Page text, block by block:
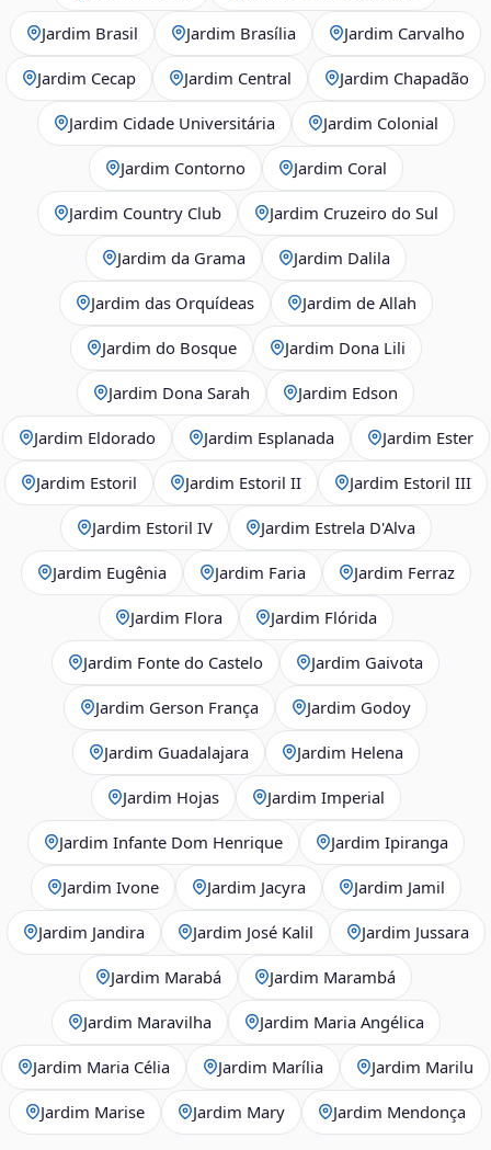
Jardim Brasil Jardim Brasília Jardim Carvalho
Jardim Cecap Jardim Central Jardim Chapadão
Jardim Cidade Universitária Jardim Colonial
Jardim Contorno Jardim Coral
Jardim Country Club Jardim Cruzeiro do Sul
Jardim da Grama Jardim Dalila
Jardim das Orquídeas Jardim de Allah
Jardim do Bosque Jardim Dona Lili
Jardim Dona Sarah Jardim Edson
Jardim Eldorado Jardim Esplanada Jardim Ester
Jardim Estoril Jardim Estoril II Jardim Estoril III
Jardim Estoril IV Jardim Estrela D'Alva
Jardim Eugênia Jardim Faria Jardim Ferraz
Jardim Flora Jardim Flórida
Jardim Fonte do Castelo Jardim Gaivota
Jardim Gerson França Jardim Godoy
Jardim Guadalajara Jardim Helena
Jardim Hojas Jardim Imperial
Jardim Infante Dom Henrique Jardim Ipiranga
Jardim Ivone Jardim Jacyra Jardim Jamil
Jardim Jandira Jardim José Kalil Jardim Jussara
Jardim Marabá Jardim Marambá
Jardim Maravilha Jardim Maria Angélica
Jardim Maria Célia Jardim Marília Jardim Marilu
Jardim Marise Jardim Mary Jardim Mendonça